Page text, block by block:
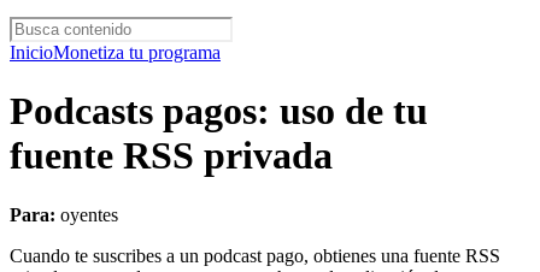
InicioMonetiza tu programa
Podcasts pagos: uso de tu
fuente RSS privada
Para: oyentes
Cuando te suscribes a un podcast pago, obtienes una fuente RSS